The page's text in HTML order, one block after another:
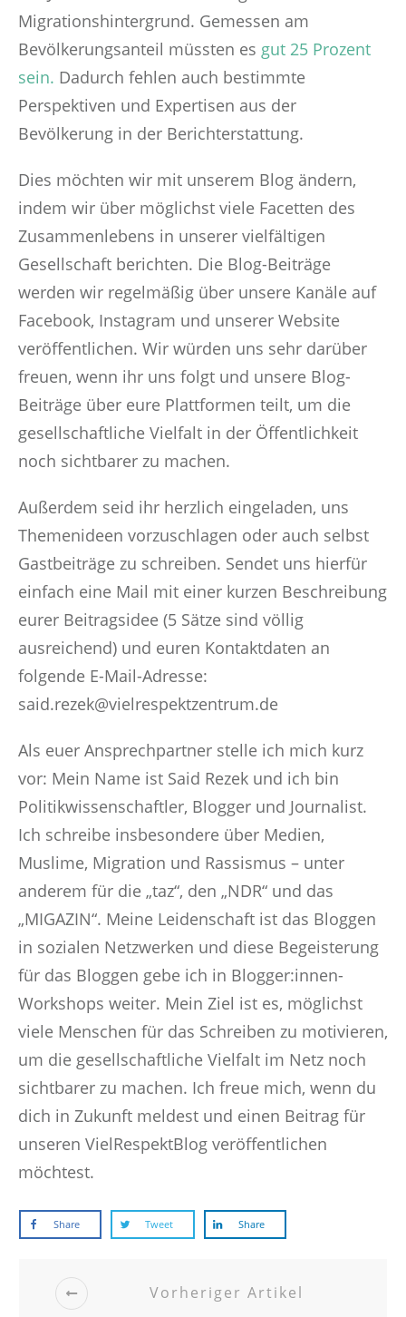
Migrationshintergrund. Gemessen am
Bevölkerungsanteil müssten es gut 25 Prozent
sein. Dadurch fehlen auch bestimmte
Perspektiven und Expertisen aus der
Bevölkerung in der Berichterstattung.
Dies möchten wir mit unserem Blog ändern,
indem wir über möglichst viele Facetten des
Zusammenlebens in unserer vielfältigen
Gesellschaft berichten. Die Blog-Beiträge
werden wir regelmäßig über unsere Kanäle auf
Facebook, Instagram und unserer Website
veröffentlichen. Wir würden uns sehr darüber
freuen, wenn ihr uns folgt und unsere Blog-
Beiträge über eure Plattformen teilt, um die
gesellschaftliche Vielfalt in der Öffentlichkeit
noch sichtbarer zu machen.
Außerdem seid ihr herzlich eingeladen, uns
Themenideen vorzuschlagen oder auch selbst
Gastbeiträge zu schreiben. Sendet uns hierfür
einfach eine Mail mit einer kurzen Beschreibung
eurer Beitragsidee (5 Sätze sind völlig
ausreichend) und euren Kontaktdaten an
folgende E-Mail-Adresse:
said.rezek@vielrespektzentrum.de
Als euer Ansprechpartner stelle ich mich kurz
vor: Mein Name ist Said Rezek und ich bin
Politikwissenschaftler, Blogger und Journalist.
Ich schreibe insbesondere über Medien,
Muslime, Migration und Rassismus – unter
anderem für die „taz“, den „NDR“ und das
„MIGAZIN“. Meine Leidenschaft ist das Bloggen
in sozialen Netzwerken und diese Begeisterung
für das Bloggen gebe ich in Blogger:innen-
Workshops weiter. Mein Ziel ist es, möglichst
viele Menschen für das Schreiben zu motivieren,
um die gesellschaftliche Vielfalt im Netz noch
sichtbarer zu machen. Ich freue mich, wenn du
dich in Zukunft meldest und einen Beitrag für
unseren VielRespektBlog veröffentlichen
möchtest.
Share Tweet Share
Vorheriger Artikel